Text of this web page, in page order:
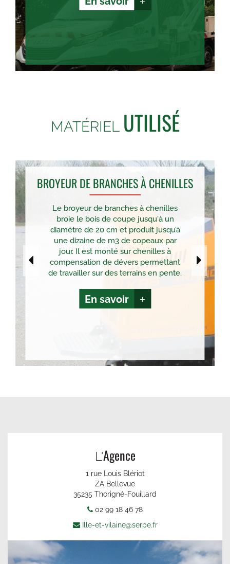
MATÉRIEL UTILISÉ
BROYEUR DE BRANCHES À CHENILLES
Le broyeur de branches à chenilles
broie le bois de coupe jusqu'à un
diamètre de 20 cm et produit jusqu’à
une dizaine de m3 de copeaux par
jour. Il est monté sur chenilles à
compensation de dévers permettant
de travailler sur des terrains en pente.
En savoir +
L'Agence
1 rue Louis Blériot
ZA Bellevue
35235 Thorigné-Fouillard
02 99 18 46 78
Ille-et-vilaine@serpe.fr